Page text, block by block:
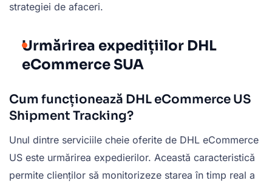
strategiei de afaceri.
Urmărirea expedițiilor DHL
eCommerce SUA
Cum funcționează DHL eCommerce US
Shipment Tracking?
Unul dintre serviciile cheie oferite de DHL eCommerce
US este urmărirea expedierilor. Această caracteristică
permite clienților să monitorizeze starea în timp real a